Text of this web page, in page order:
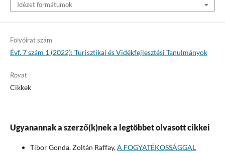
Idézet formátumok
Folyóirat szám
Évf. 7 szám 1 (2022): Turisztikai és Vidékfejlesztési Tanulmányok
Rovat
Cikkek
Ugyanannak a szerző(k)nek a legtöbbet olvasott cikkei
Tibor Gonda, Zoltán Raffay,A FOGYATÉKOSSÁGGAL